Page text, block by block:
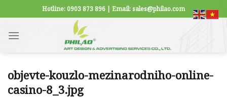
to
content
Hotline: 0903 873 896 | Email: sales@philao.com
objevte-kouzlo-mezinarodniho-online-
casino-8_3.jpg